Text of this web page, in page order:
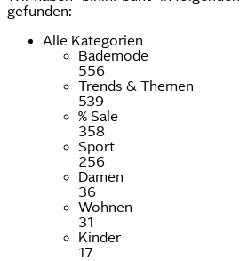
gefunden:
Alle Kategorien
Bademode
556
Trends & Themen
539
% Sale
358
Sport
256
Damen
36
Wohnen
31
Kinder
17